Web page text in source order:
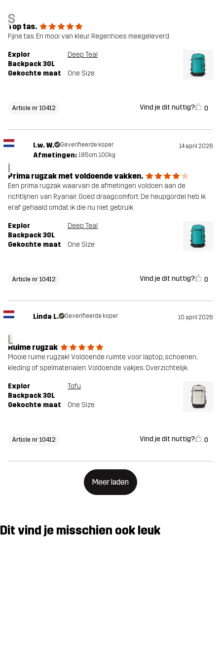
S
Top tas.
Fijne tas. En mooi van kleur. Regenhoes meegeleverd.
Explor
Backpack 30L
Deep Teal
Gekochte maat One Size
Article nr 10412 Vind je dit nuttig? 0
I
I.w. W. Geverifieerde koper 14 april 2026
Afmetingen: 185cm, 100kg
Prima rugzak met voldoende vakken.
Een prima rugzak waarvan de afmetingen voldoen aan de
richtlijnen van Ryanair. Goed draagcomfort. De heupgordel heb ik
eraf gehaald omdat ik die nu niet gebruik.
Explor
Backpack 30L
Deep Teal
Gekochte maat One Size
Article nr 10412 Vind je dit nuttig? 0
L
Linda L. Geverifieerde koper 10 april 2026
Ruime rugzak
Mooie ruime rugzak! Voldoende ruimte voor laptop, schoenen,
kleding of spelmaterialen. Voldoende vakjes. Overzichtelijk.
Explor
Backpack 30L
Tofu
Gekochte maat One Size
Article nr 10412 Vind je dit nuttig? 0
Meer laden
Dit vind je misschien ook leuk